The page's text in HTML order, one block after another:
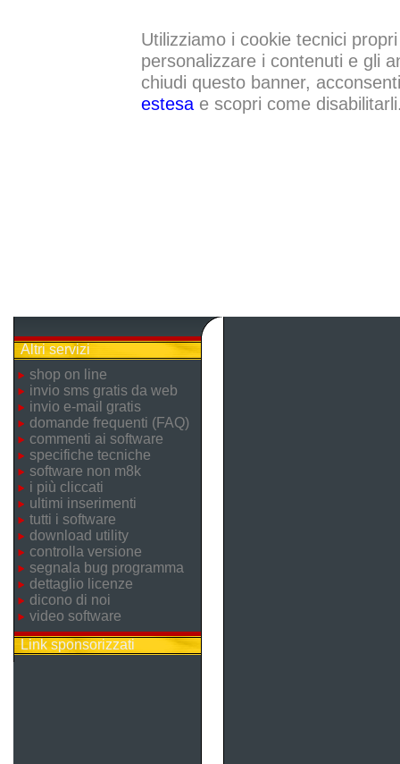
Utilizziamo i cookie tecnici
personalizzare i contenuti e gli
chiudi questo banner,
estesae scopri come
Altri servizi
shop on line
invio sms gratis da web
invio e-mail gratis
domande frequenti (FAQ)
commenti ai software
specifiche tecniche
software non m8k
i più cliccati
ultimi inserimenti
tutti i software
download utility
controlla versione
segnala bug programma
dettaglio licenze
dicono di noi
video software
Link sponsorizzati